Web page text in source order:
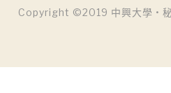
Copyright ©2019 中興大學 •